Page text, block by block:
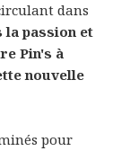
dans
la passion et
Pin's à
nouvelle
pour